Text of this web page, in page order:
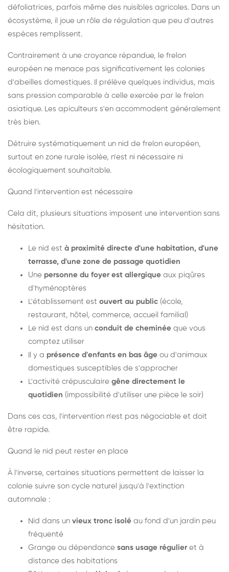
défoliatrices, parfois même des nuisibles agricoles. Dans un
écosystème, il joue un rôle de régulation que peu d'autres
espèces remplissent.
Contrairement à une croyance répandue, le frelon
européen ne menace pas significativement les colonies
d'abeilles domestiques. Il prélève quelques individus, mais
sans pression comparable à celle exercée par le frelon
asiatique. Les apiculteurs s'en accommodent généralement
très bien.
Détruire systématiquement un nid de frelon européen,
surtout en zone rurale isolée, n'est ni nécessaire ni
écologiquement souhaitable.
Quand l'intervention est nécessaire
Cela dit, plusieurs situations imposent une intervention sans
hésitation.
Le nid est à proximité directe d'une habitation, d'une
terrasse, d'une zone de passage quotidien
Une personne du foyer est allergique aux piqûres
d'hyménoptères
L'établissement est ouvert au public (école,
restaurant, hôtel, commerce, accueil familial)
Le nid est dans un conduit de cheminée que vous
comptez utiliser
Il y a présence d'enfants en bas âge ou d'animaux
domestiques susceptibles de s'approcher
L'activité crépusculaire gêne directement le
quotidien (impossibilité d'utiliser une pièce le soir)
Dans ces cas, l'intervention n'est pas négociable et doit
être rapide.
Quand le nid peut rester en place
À l'inverse, certaines situations permettent de laisser la
colonie suivre son cycle naturel jusqu'à l'extinction
automnale :
Nid dans un vieux tronc isolé au fond d'un jardin peu
fréquenté
Grange ou dépendance sans usage régulier et à
distance des habitations